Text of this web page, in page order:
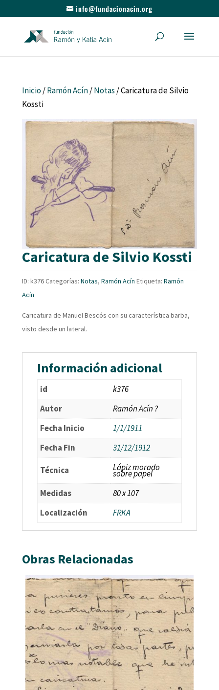
info@fundacionacin.org
Inicio/Ramón Acín/Notas / Caricatura de Silvio
Kossti
Caricatura de Silvio Kossti
ID: k376Categorías: Notas, Ramón Acín Etiqueta: Ramón
Acín
Caricatura de Manuel Bescós con su característica barba,
visto desde un lateral.
Información adicional
id
k376
Autor
Ramón Acín ?
Fecha Inicio
1/1/1911
Fecha Fin
31/12/1912
Técnica Lápiz morado
sobre papel
Medidas
80 x 107
Localización
FRKA
Obras Relacionadas